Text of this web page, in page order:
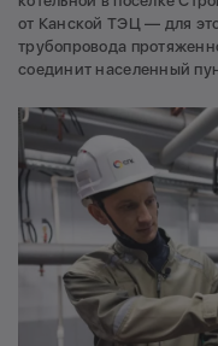
от Канской ТЭЦ — для
трубопровода
соединит населенный